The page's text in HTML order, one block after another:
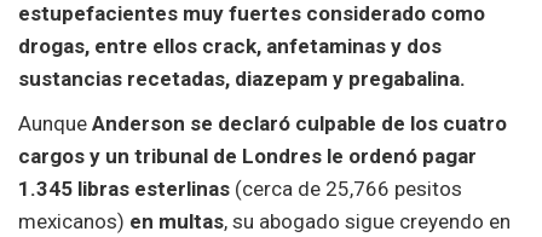
estupefacientes muy fuertes considerado como
drogas, entre ellos crack, anfetaminas y dos
sustancias recetadas, diazepam y pregabalina.
Aunque Anderson se declaró culpable de los cuatro
cargos y un tribunal de Londres le ordenó pagar
1.345 libras esterlinas (cerca de 25,766 pesitos
mexicanos) en multas, su abogado sigue creyendo en